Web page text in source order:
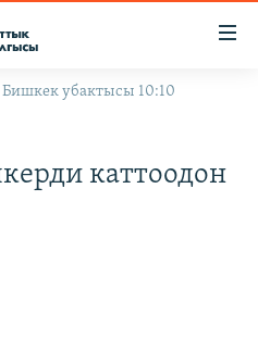
убактысы 10:10
каттоодон